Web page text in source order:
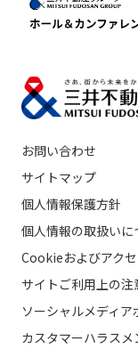
お問い合わせ
サイトマップ
個人情報保護方針
個人情報の取扱いに
Cookieおよびアク
サイトご利用上の注
ソーシャルメディア
カスタマーハラス